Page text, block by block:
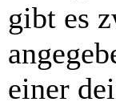
gibt es
einer